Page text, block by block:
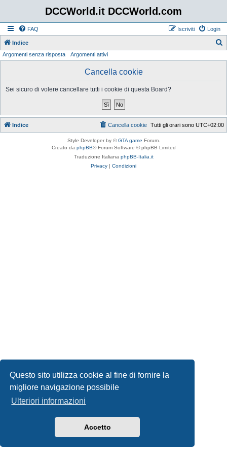
Questo sito utilizza cookie al fine di fornire la
migliore navigazione possibile
Ulteriori informazioni
Accetto
DCCWorld.it DCCWorld.com
FAQ Login
Iscriviti
Indice
Argomenti senza risposta Argomenti attivi
Cancella cookie
Sei sicuro di volere cancellare tutti i cookie di questa Board?
Indice Tutti gli orari sono UTC+02:00
Cancella cookie
Style Developer by ©GTA game Forum.
Creato da phpBB® Forum Software © phpBB Limited
Traduzione Italiana phpBB-Italia.it
Privacy | Condizioni